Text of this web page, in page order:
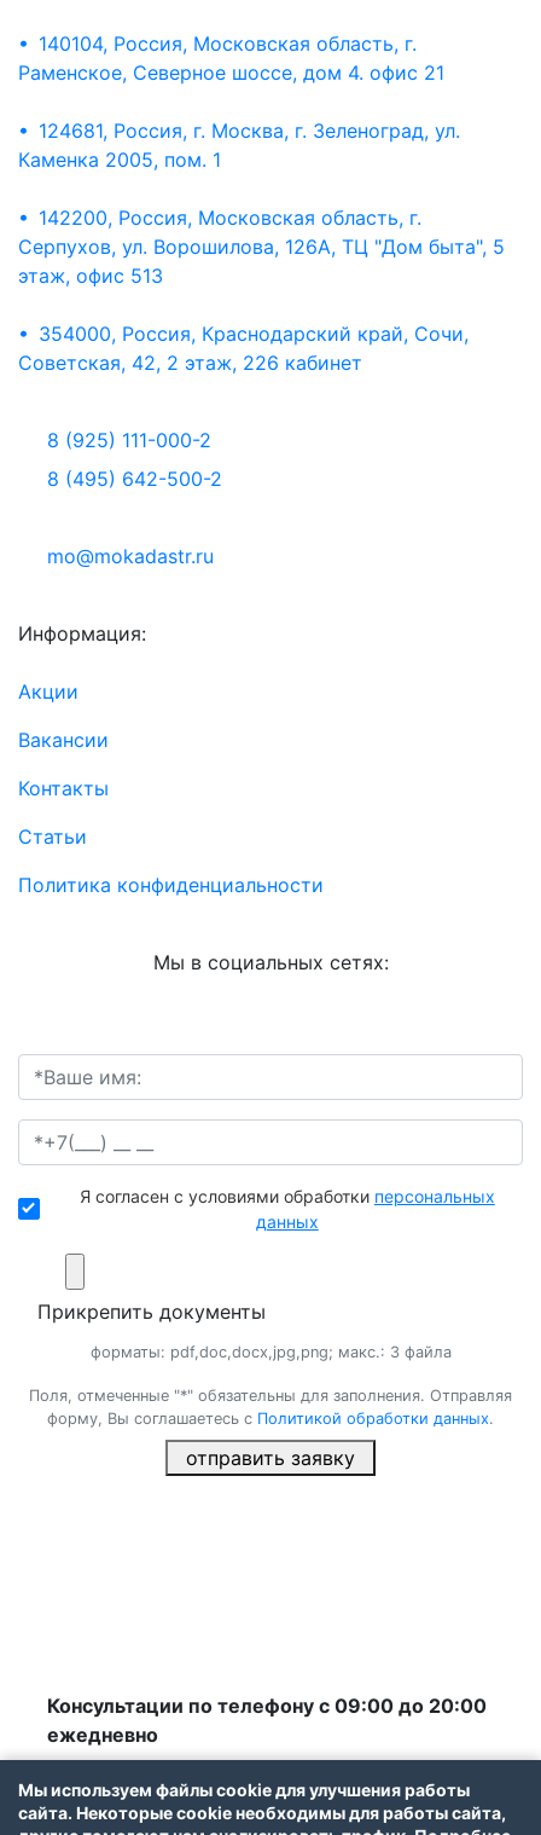
• 140104, Россия, Московская область, г.
Раменское, Северное шоссе, дом 4. офис 21
• 124681, Россия, г. Москва, г. Зеленоград, ул.
Каменка 2005, пом. 1
• 142200, Россия, Московская область, г.
Серпухов, ул. Ворошилова, 126А, ТЦ "Дом быта", 5
этаж, офис 513
• 354000, Россия, Краснодарский край, Сочи,
Советская, 42, 2 этаж, 226 кабинет
8 (925) 111-000-2
8 (495) 642-500-2
mo@mokadastr.ru
Информация:
Акции
Вакансии
Контакты
Статьи
Политика конфиденциальности
Мы в социальных сетях:
Я согласен с условиями обработки персональных
данных
Прикрепить документы
форматы: pdf,doc,docx,jpg,png; макс.: 3 файла
Поля, отмеченные "*" обязательны для заполнения. Отправляя
форму, Вы соглашаетесь с Политикой обработки данных.
отправить заявку
Консультации по телефону с 09:00 до 20:00
ежедневно
© 2012-2026 Все права защищены
Мы используем файлы cookie для улучшения работы
сайта. Некоторые cookie необходимы для работы сайта,